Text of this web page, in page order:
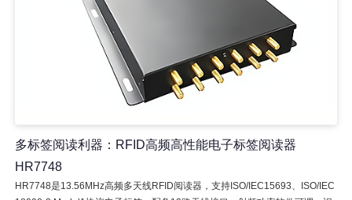
多标签阅读利器：RFID高频高性能电子标签阅读器
HR7748
HR7748是13.56MHz高频多天线RFID阅读器，支持ISO/IEC15693、ISO/IEC